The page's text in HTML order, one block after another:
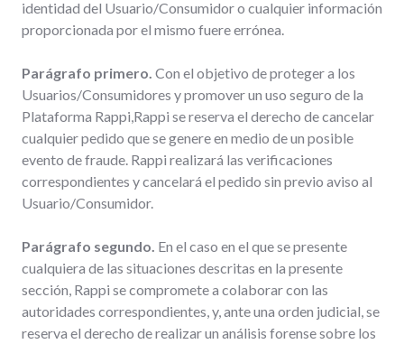
identidad del Usuario/Consumidor o cualquier información
proporcionada por el mismo fuere errónea.
Parágrafo primero. Con el objetivo de proteger a los
Usuarios/Consumidores y promover un uso seguro de la
Plataforma Rappi,Rappi se reserva el derecho de cancelar
cualquier pedido que se genere en medio de un posible
evento de fraude. Rappi realizará las verificaciones
correspondientes y cancelará el pedido sin previo aviso al
Usuario/Consumidor.
Parágrafo segundo. En el caso en el que se presente
cualquiera de las situaciones descritas en la presente
sección, Rappi se compromete a colaborar con las
autoridades correspondientes, y, ante una orden judicial, se
reserva el derecho de realizar un análisis forense sobre los